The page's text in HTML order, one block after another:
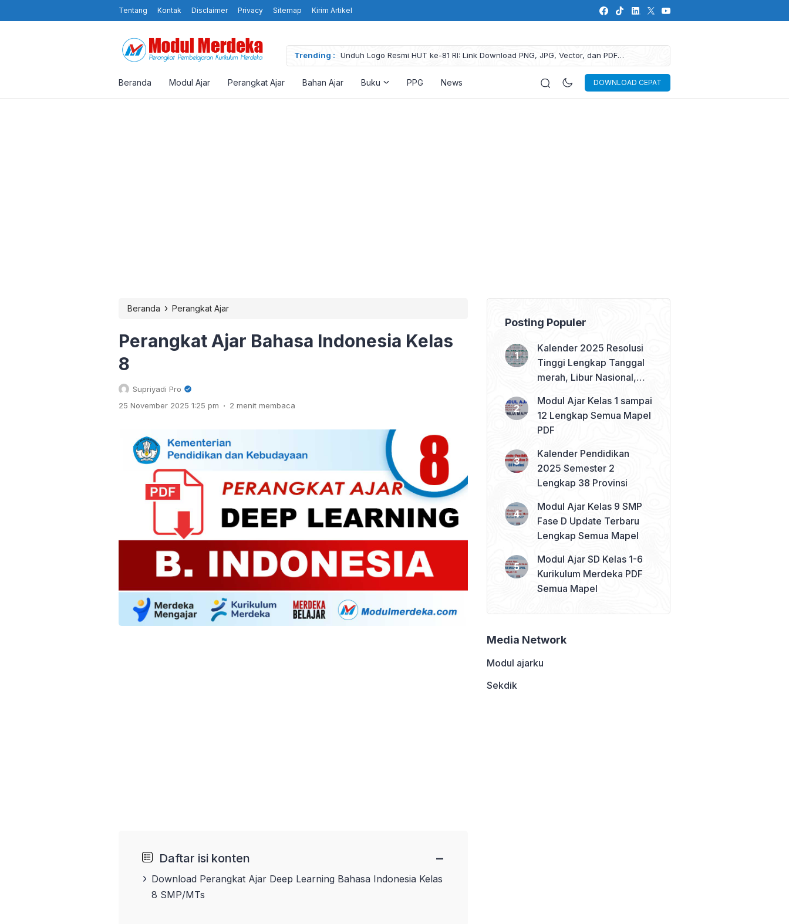
Tentang Kontak Disclaimer Privacy Sitemap Kirim Artikel
Trending :
Unduh Logo Resmi HUT ke-81 RI: Link Download PNG, JPG, Vector, dan PDF
High Resolution
DOWNLOAD CEPAT
Beranda Modul Ajar Perangkat Ajar Bahan Ajar Buku PPG News
Beranda › Perangkat Ajar
Perangkat Ajar Bahasa Indonesia Kelas
8
Supriyadi Pro
25 November 2025 1:25 pm . 2 menit membaca
Daftar isi konten −
Download Perangkat Ajar Deep Learning Bahasa Indonesia Kelas
8 SMP/MTs
Posting Populer
Kalender 2025 Resolusi
Tinggi Lengkap Tanggal
merah, Libur Nasional,
Modul Ajar Kelas 1 sampai
12 Lengkap Semua Mapel
PDF
Kalender Pendidikan
2025 Semester 2
Lengkap 38 Provinsi
Modul Ajar Kelas 9 SMP
Fase D Update Terbaru
Lengkap Semua Mapel
Modul Ajar SD Kelas 1-6
Kurikulum Merdeka PDF
Semua Mapel
Media Network
Modul ajarku
Sekdik